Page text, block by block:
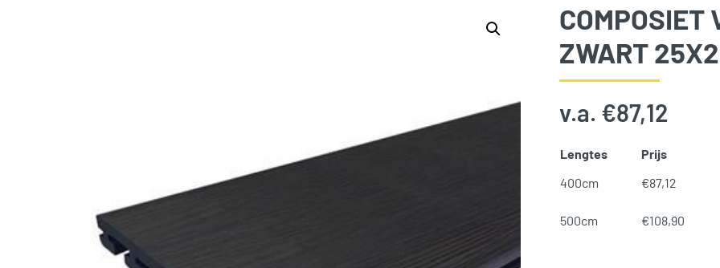
COMPOSIET
ZWART
v.a. €87,12
Lengtes Prijs
400cm
€87,12
500cm €108,90